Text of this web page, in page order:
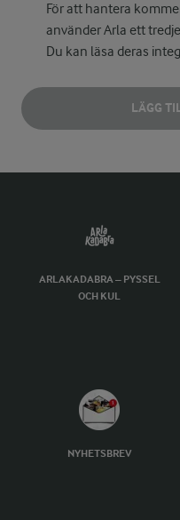
För att hantera
använder Arla ett
Du kan läsa deras
LÄGG
ARLAKADABRA – PYSSEL
OCH KUL
NYHETSBREV